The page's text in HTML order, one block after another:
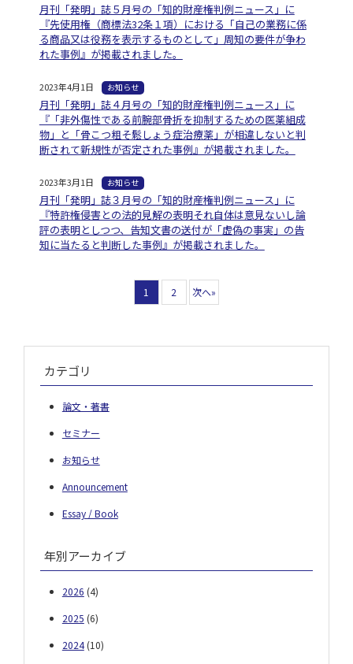
月刊「発明」誌５月号の「知的財産権判例ニュース」に
『先使用権（商標法32条１項）における「自己の業務に係
る商品又は役務を表示するものとして」周知の要件が争わ
れた事例』が掲載されました。
2023年4月1日 お知らせ
月刊「発明」誌４月号の「知的財産権判例ニュース」に
『「非外傷性である前腕部骨折を抑制するための医薬組成
物」と「骨こつ粗そ鬆しょう症治療薬」が相違しないと判
断されて新規性が否定された事例』が掲載されました。
2023年3月1日 お知らせ
月刊「発明」誌３月号の「知的財産権判例ニュース」に
『特許権侵害との法的見解の表明それ自体は意見ないし論
評の表明としつつ、告知文書の送付が「虚偽の事実」の告
知に当たると判断した事例』が掲載されました。
1 2 次へ»
カテゴリ
論文・著書
セミナー
お知らせ
Announcement
Essay / Book
年別アーカイブ
2026 (4)
2025 (6)
2024(10)